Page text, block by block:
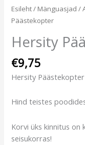
Esileht/ Mänguasjad /
Päästekopter
Hersity
€9,75
Hersity Päästekopter
Hind teistes
Korvi üks kinnitus
seisukorras!